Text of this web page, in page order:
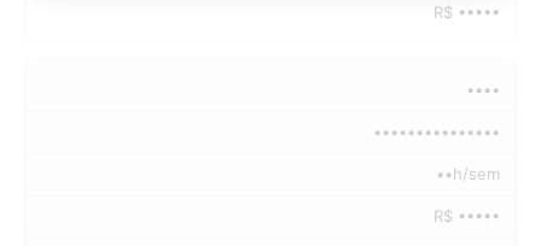
R$ •••••
••••
•••••••••••••••
••h/sem
R$ •••••